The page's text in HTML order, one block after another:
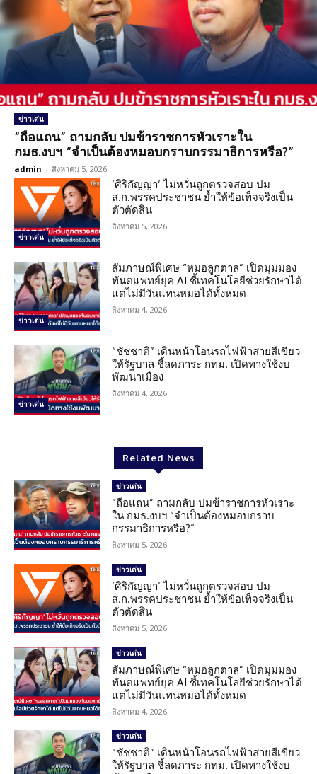
ข่าวเด่น
“ถือแถน” ถามกลับ ปมข้าราชการหัวเราะใน
กมธ.งบฯ “จำเป็นต้องหมอบกราบกรรมาธิการหรือ?”
admin - สิงหาคม 5, 2026
ข่าวเด่น
‘ศิริกัญญา’ ไม่หวั่นถูกตรวจสอบ ปม
ส.ก.พรรคประชาชน ย้ำให้ข้อเท็จจริงเป็น
ตัวตัดสิน
สิงหาคม 5, 2026
ข่าวเด่น
สัมภาษณ์พิเศษ “หมอลูกตาล” เปิดมุมมอง
ทันตแพทย์ยุค AI ชี้เทคโนโลยีช่วยรักษาได้
แต่ไม่มีวันแทนหมอได้ทั้งหมด
สิงหาคม 4, 2026
ข่าวเด่น
“ชัชชาติ” เดินหน้าโอนรถไฟฟ้าสายสีเขียว
ให้รัฐบาล ชี้ลดภาระ กทม. เปิดทางใช้งบ
พัฒนาเมือง
สิงหาคม 4, 2026
Related News
ข่าวเด่น
“ถือแถน” ถามกลับ ปมข้าราชการหัวเราะ
ใน กมธ.งบฯ “จำเป็นต้องหมอบกราบ
กรรมาธิการหรือ?”
สิงหาคม 5, 2026
ข่าวเด่น
‘ศิริกัญญา’ ไม่หวั่นถูกตรวจสอบ ปม
ส.ก.พรรคประชาชน ย้ำให้ข้อเท็จจริงเป็น
ตัวตัดสิน
สิงหาคม 5, 2026
ข่าวเด่น
สัมภาษณ์พิเศษ “หมอลูกตาล” เปิดมุมมอง
ทันตแพทย์ยุค AI ชี้เทคโนโลยีช่วยรักษาได้
แต่ไม่มีวันแทนหมอได้ทั้งหมด
สิงหาคม 4, 2026
ข่าวเด่น
“ชัชชาติ” เดินหน้าโอนรถไฟฟ้าสายสีเขียว
ให้รัฐบาล ชี้ลดภาระ กทม. เปิดทางใช้งบ